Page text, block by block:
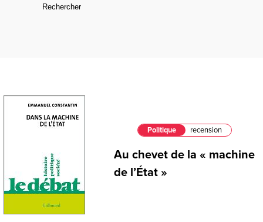
Politique recension
Au chevet de la « machine
de l’État »